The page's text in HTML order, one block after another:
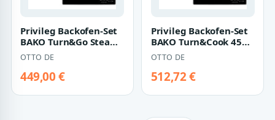
Privileg Backofen-Set
BAKO Turn&Go Steam
420, Schonendes
Garen dank de…
OTTO DE
449,00 €
Privileg Backofen-Set
BAKO Turn&Cook 455
BLACK, Hydrolyse &
Pyrolyse -…
OTTO DE
512,72 €